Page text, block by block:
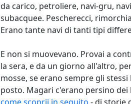
da carico, petroliere, navi-gru,
subacquee. Pescherecci,
Erano tante navi di tanti tipi
E non si muovevano. Provai a
la sera, e da un giorno all'altro,
mosse, se erano sempre gli
posto. Magari c'erano persino